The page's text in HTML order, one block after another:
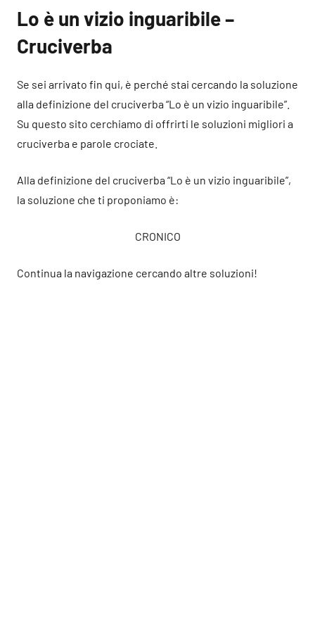
Lo è un vizio inguaribile –
Cruciverba
Se sei arrivato fin qui, è perché stai cercando la soluzione
alla definizione del cruciverba “Lo è un vizio inguaribile”.
Su questo sito cerchiamo di offrirti le soluzioni migliori a
cruciverba e parole crociate.
Alla definizione del cruciverba “Lo è un vizio inguaribile”,
la soluzione che ti proponiamo è:
CRONICO
Continua la navigazione cercando altre soluzioni!